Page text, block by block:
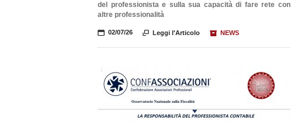
del professionista e sulla sua capacità di fare rete con
altre professionalità
📅 02/07/26  Leggi l'Articolo 📦 NEWS